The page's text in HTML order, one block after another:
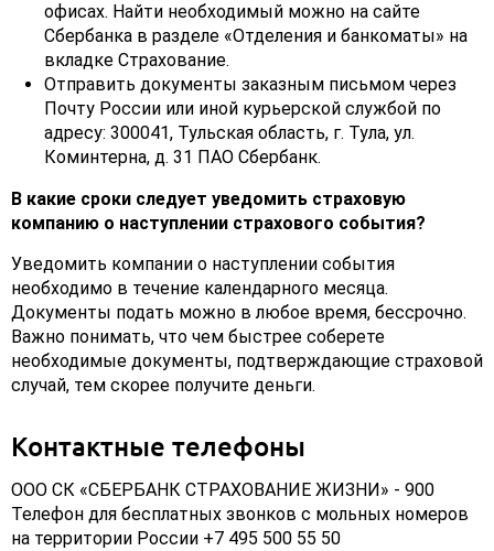
офисах. Найти необходимый можно на сайте
Сбербанка в разделе «Отделения и банкоматы» на
вкладке Страхование.
Отправить документы заказным письмом через
Почту России или иной курьерской службой по
адресу: 300041, Тульская область, г. Тула, ул.
Коминтерна, д. 31 ПАО Сбербанк.
В какие сроки следует уведомить страховую
компанию о наступлении страхового события?
Уведомить компании о наступлении события
необходимо в течение календарного месяца.
Документы подать можно в любое время, бессрочно.
Важно понимать, что чем быстрее соберете
необходимые документы, подтверждающие страховой
случай, тем скорее получите деньги.
Контактные телефоны
ООО СК «СБЕРБАНК СТРАХОВАНИЕ ЖИЗНИ» - 900
Телефон для бесплатных звонков с мольных номеров
на территории России +7 495 500 55 50